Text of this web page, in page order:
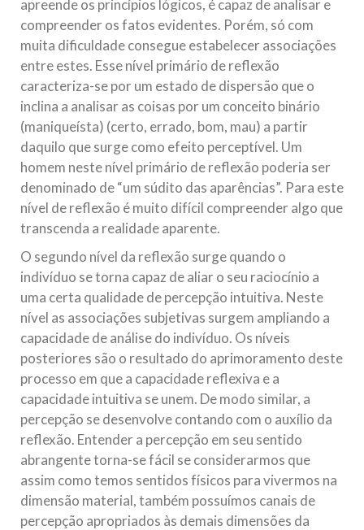
apreende os princípios lógicos, é capaz de analisar e
compreender os fatos evidentes. Porém, só com
muita dificuldade consegue estabelecer associações
entre estes. Esse nível primário de reflexão
caracteriza-se por um estado de dispersão que o
inclina a analisar as coisas por um conceito binário
(maniqueísta) (certo, errado, bom, mau) a partir
daquilo que surge como efeito perceptível. Um
homem neste nível primário de reflexão poderia ser
denominado de “um súdito das aparências”. Para este
nível de reflexão é muito difícil compreender algo que
transcenda a realidade aparente.
O segundo nível da reflexão surge quando o
indivíduo se torna capaz de aliar o seu raciocínio a
uma certa qualidade de percepção intuitiva. Neste
nível as associações subjetivas surgem ampliando a
capacidade de análise do indivíduo. Os níveis
posteriores são o resultado do aprimoramento deste
processo em que a capacidade reflexiva e a
capacidade intuitiva se unem. De modo similar, a
percepção se desenvolve contando com o auxílio da
reflexão. Entender a percepção em seu sentido
abrangente torna-se fácil se considerarmos que
assim como temos sentidos físicos para vivermos na
dimensão material, também possuímos canais de
percepção apropriados às demais dimensões da